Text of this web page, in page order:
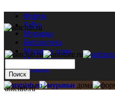
Форум
ЧаВо
Муравьи
Библиотека
Муравьи дома
Мастерская
Каталог
antclub.ru